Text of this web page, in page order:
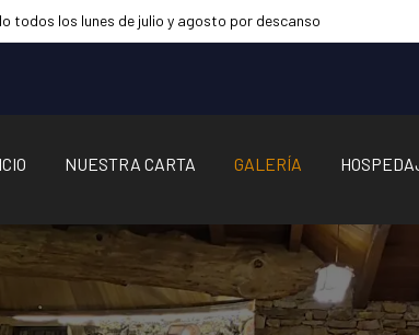
todos los lunes de julio y agosto por descanso
NUESTRA CARTA GALERÍA